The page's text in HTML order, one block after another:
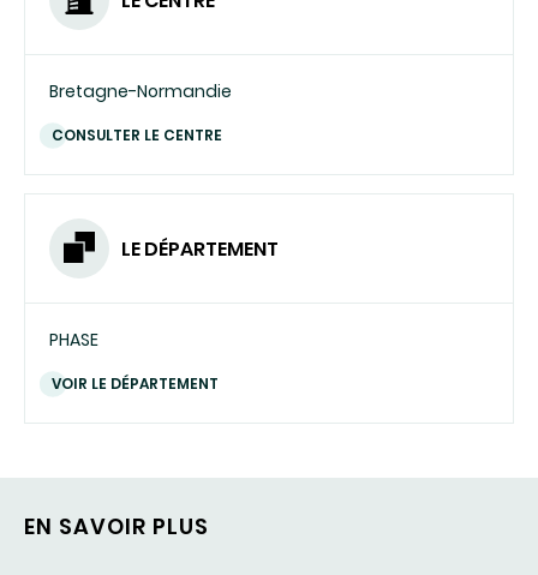
Bretagne-Normandie
CONSULTER LE CENTRE
LE DÉPARTEMENT
PHASE
VOIR LE DÉPARTEMENT
EN SAVOIR PLUS